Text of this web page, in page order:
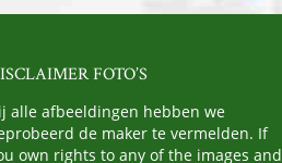
FOTO’S
alle afbeeldingen hebben we
de maker te vermelden. If
own rights to any of the images and